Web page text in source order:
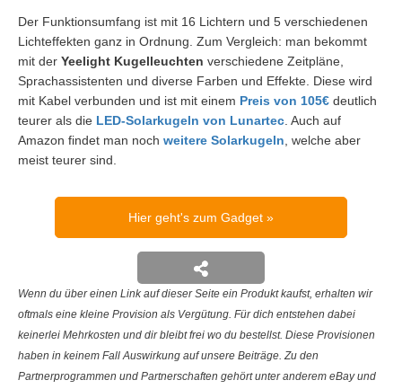
Der Funktionsumfang ist mit 16 Lichtern und 5 verschiedenen
Lichteffekten ganz in Ordnung. Zum Vergleich: man bekommt
mit der Yeelight Kugelleuchten verschiedene Zeitpläne,
Sprachassistenten und diverse Farben und Effekte. Diese wird
mit Kabel verbunden und ist mit einem Preis von 105€ deutlich
teurer als die LED-Solarkugeln von Lunartec . Auch auf
Amazon findet man noch weitere Solarkugeln , welche aber
meist teurer sind.
Hier geht's zum Gadget
Wenn du über einen Link auf dieser Seite ein Produkt kaufst, erhalten wir
oftmals eine kleine Provision als Vergütung. Für dich entstehen dabei
keinerlei Mehrkosten und dir bleibt frei wo du bestellst. Diese Provisionen
haben in keinem Fall Auswirkung auf unsere Beiträge. Zu den
Partnerprogrammen und Partnerschaften gehört unter anderem eBay und